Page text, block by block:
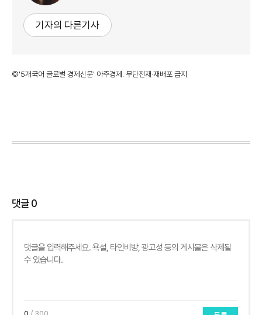
기자의 다른기사
©'5개국어 글로벌 경제신문' 아주경제. 무단전재·재배포 금지
댓글0